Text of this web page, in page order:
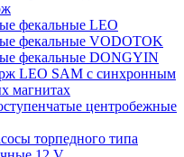
фекальные LEO
фекальные VODOTOK
фекальные DONGYIN
LEO SAM с синхронным
магнитах
центробежные
торпедного типа